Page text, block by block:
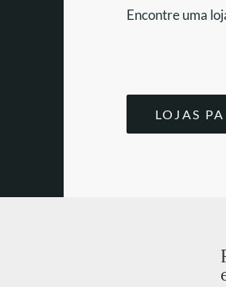
Encontre uma
LOJAS